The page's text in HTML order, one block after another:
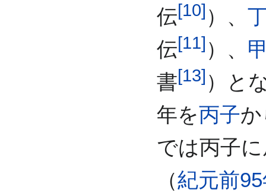
伝[10] ）、
伝[11] ）、
書[13] ）と
年を丙子
では丙子
（紀元前